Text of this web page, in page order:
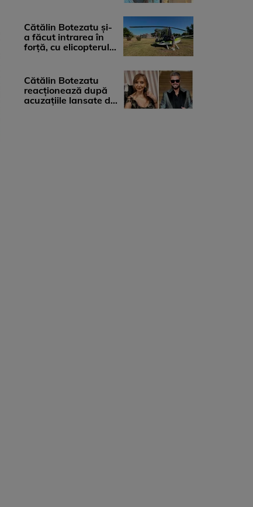
...
Cătălin Botezatu și-
a făcut intrarea în
forță, cu elicopterul,
Cătălin Botezatu
reacționează după
acuzațiile lansate de